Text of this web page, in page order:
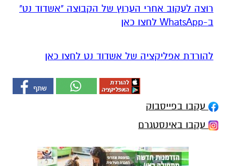
רוצה לעקוב אחרי הערוץ של הקבוצה "אשדוד נט"
ב-WhatsApp לחצו כאן
להורדת אפליקציה של אשדוד נט לחצו כאן
עקבו בפייסבוק
עקבו באינסטגרם